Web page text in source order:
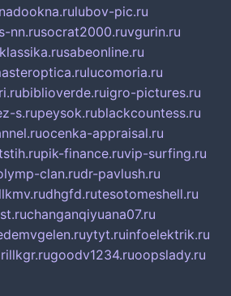
nadookna.rulubov-pic.ru
nn.rusocrat2000.ruvgurin.ru
sabeonline.ru
lucomoria.ru
biblioverde.ruigro-pictures.ru
s.rupeysok.rublackcountess.ru
ocenka-appraisal.ru
pik-finance.ruvip-surfing.ru
clan.rudr-pavlush.ru
dhgfd.rutesotomeshell.ru
changanqiyuana07.ru
ytyt.ruinfoelektrik.ru
goodv1234.ruoopslady.ru